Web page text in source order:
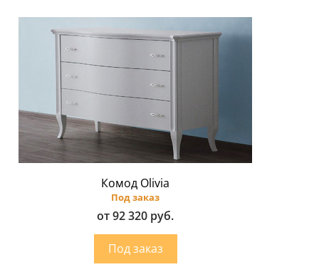
Комод Olivia
Под заказ
от 92 320 руб.